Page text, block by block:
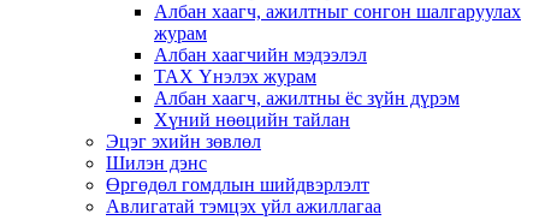
Албан хаагч, ажилтныг сонгон шалгаруулах
журам
Албан хаагчийн мэдээлэл
ТАХ Үнэлэх журам
Албан хаагч, ажилтны ёс зүйн дүрэм
Хүний нөөцийн тайлан
Эцэг эхийн зөвлөл
Шилэн дэнс
Өргөдөл гомдлын шийдвэрлэлт
Авлигатай тэмцэх үйл ажиллагаа